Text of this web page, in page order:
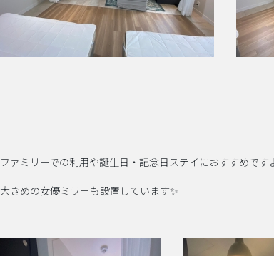
ファミリーでの利用や誕生日・記念日ステイにおすすめです
大きめの女優ミラーも設置しています✨